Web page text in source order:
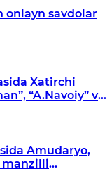
onlayn savdolar
Xatirchi
“A.Navoiy” va
Amudaryo,
manzilli